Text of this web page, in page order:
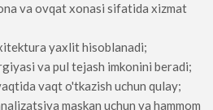
va ovqat xonasi sifatida xizmat
yaxlit hisoblanadi;
va pul tejash imkonini beradi;
vaqt o'tkazish uchun qulay;
maskan uchun va hammom